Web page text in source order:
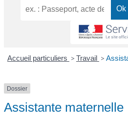
Accueil particuliers > Travail >
Dossier
Assistante maternelle